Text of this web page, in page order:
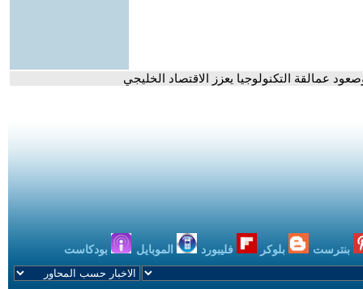
بنترست بلوكر فليبورد الموبايل بودكاست